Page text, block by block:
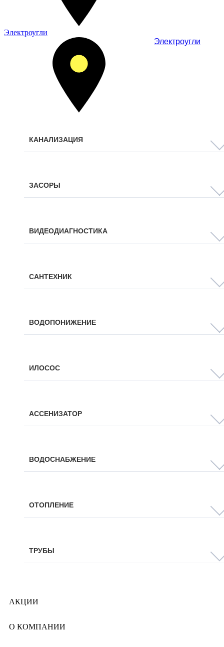
Электроугли
Электроугли
КАНАЛИЗАЦИЯ
ЗАСОРЫ
ВИДЕОДИАГНОСТИКА
САНТЕХНИК
ВОДОПОНИЖЕНИЕ
ИЛОСОС
АССЕНИЗАТОР
ВОДОСНАБЖЕНИЕ
ОТОПЛЕНИЕ
ТРУБЫ
АКЦИИ
О КОМПАНИИ